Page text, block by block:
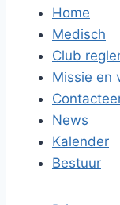
Home
Medisch
Club
Missie en
News
Kalender
Bestuur